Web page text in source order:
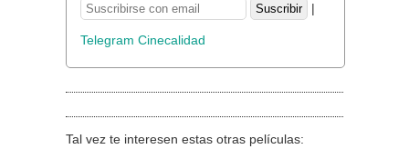
|
Telegram Cinecalidad
Tal vez te interesen estas otras películas: